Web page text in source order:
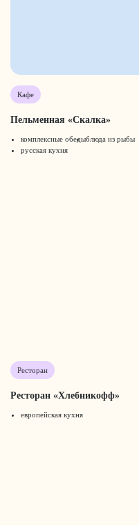
Кафе
Пельменная «Скалка»
комплексные обедыблюда из рыбы
русская кухня
Ресторан
Ресторан «Хлебникофф»
европейская кухня